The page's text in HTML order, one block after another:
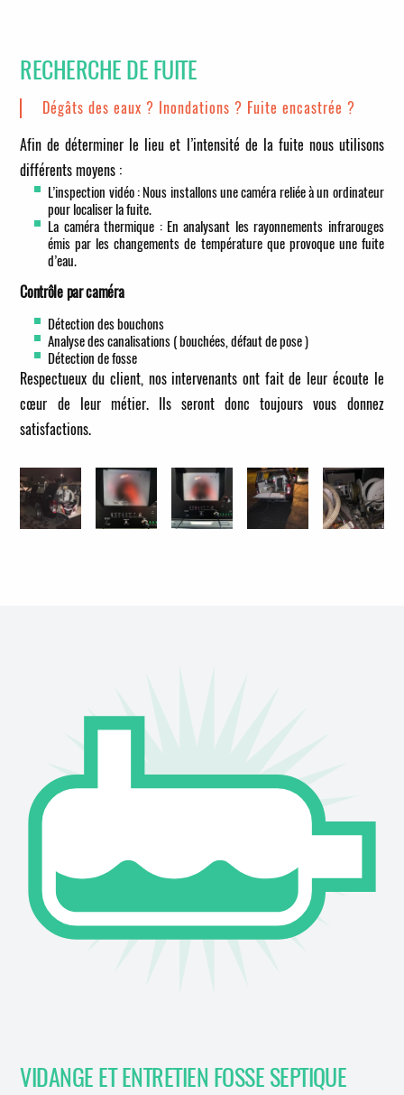
RECHERCHE DE FUITE
Dégâts des eaux ? Inondations ? Fuite encastrée ?
Afin de déterminer le lieu et l’intensité de la fuite nous utilisons
différents moyens :
L’inspection vidéo : Nous installons une caméra reliée à un ordinateur
pour localiser la fuite.
La caméra thermique : En analysant les rayonnements infrarouges
émis par les changements de température que provoque une fuite
d’eau.
Contrôle par caméra
Détection des bouchons
Analyse des canalisations ( bouchées, défaut de pose )
Détection de fosse
Respectueux du client, nos intervenants ont fait de leur écoute le
cœur de leur métier. Ils seront donc toujours vous donnez
satisfactions.
VIDANGE ET ENTRETIEN FOSSE SEPTIQUE